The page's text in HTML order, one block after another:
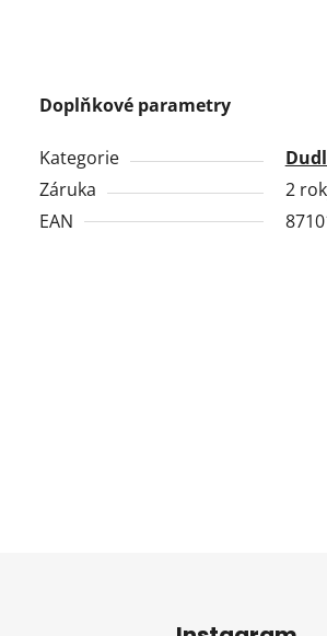
Doplňkové parametry
Kategorie
Záruka
2
EAN